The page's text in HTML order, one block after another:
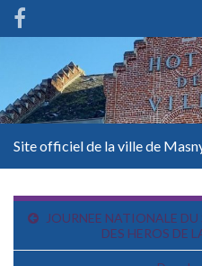
Site officiel de la ville de
JOURNEE NATIONALE
DES HEROS DE